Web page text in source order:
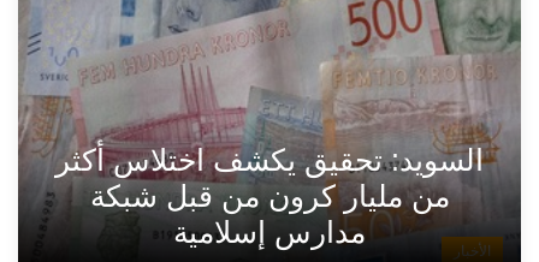
الأخبار
السويد: تحقيق يكشف اختلاس أكثر
من مليار كرون من قبل شبكة
مدارس إسلامية